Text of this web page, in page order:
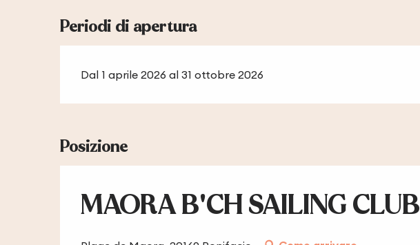
Periodi di apertura
Dal 1 aprile 2026 al 31 ottobre 2026
Posizione
MAORA B'CH SAILING CLUB